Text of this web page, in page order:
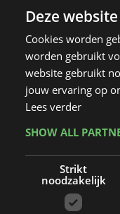
Deze
Cookies worden
worden gebruikt
website gebruikt
jouw ervaring op
Lees verder
SHOW ALL
Strikt
noodzakelijk